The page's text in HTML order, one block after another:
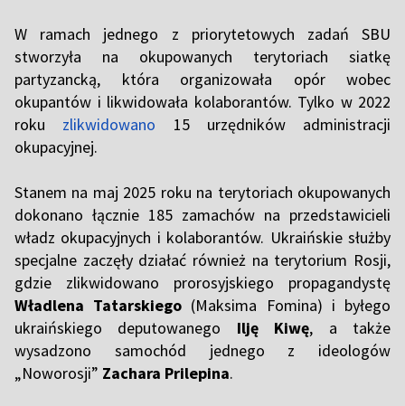
W ramach jednego z priorytetowych zadań SBU
stworzyła na okupowanych terytoriach siatkę
partyzancką, która organizowała opór wobec
okupantów i likwidowała kolaborantów. Tylko w 2022
roku
zlikwidowano 15 urzędników administracji
okupacyjnej.
Stanem na maj 2025 roku na terytoriach okupowanych
dokonano łącznie 185 zamachów na przedstawicieli
władz okupacyjnych i kolaborantów. Ukraińskie służby
specjalne zaczęły działać również na terytorium Rosji,
gdzie zlikwidowano prorosyjskiego propagandystę
Władlena Tatarskiego (Maksima Fomina) i byłego
ukraińskiego deputowanego Ilję Kiwę, a także
wysadzono samochód jednego z ideologów
„Noworosji” Zachara Prilepina.